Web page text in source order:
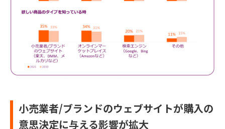
小売業者/ブランドのウェブサイトが購入の
意思決定に与える影響が拡大